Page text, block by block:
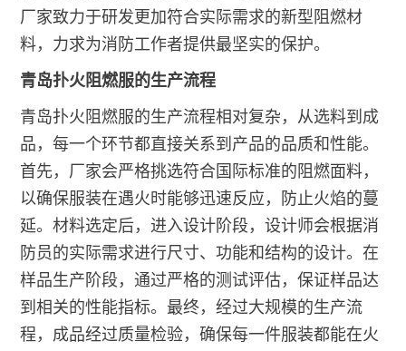
厂家致力于研发更加符合实际需求的新型阻燃材
料，力求为消防工作者提供最坚实的保护。
青岛扑火阻燃服的生产流程
青岛扑火阻燃服的生产流程相对复杂，从选料到成
品，每一个环节都直接关系到产品的品质和性能。
首先，厂家会严格挑选符合国际标准的阻燃面料，
以确保服装在遇火时能够迅速反应，防止火焰的蔓
延。材料选定后，进入设计阶段，设计师会根据消
防员的实际需求进行尺寸、功能和结构的设计。在
样品生产阶段，通过严格的测试评估，保证样品达
到相关的性能指标。最终，经过大规模的生产流
程，成品经过质量检验，确保每一件服装都能在火